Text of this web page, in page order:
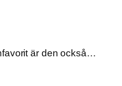
är den också…